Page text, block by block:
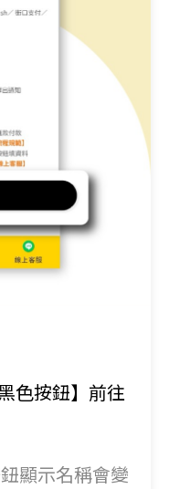
黑色按鈕】 前往
顯示名稱會變